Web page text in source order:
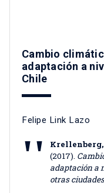
Cambio
adaptación a
Chile
Felipe Link Lazo
Krellenberg,
(2017).
adaptación a
otras